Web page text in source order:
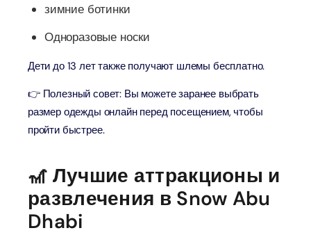
зимние ботинки
Одноразовые носки
Дети до 13 лет также получают шлемы бесплатно.
👉 Полезный совет: Вы можете заранее выбрать
размер одежды онлайн перед посещением, чтобы
пройти быстрее.
🎢 Лучшие аттракционы и
развлечения в Snow Abu
Dhabi